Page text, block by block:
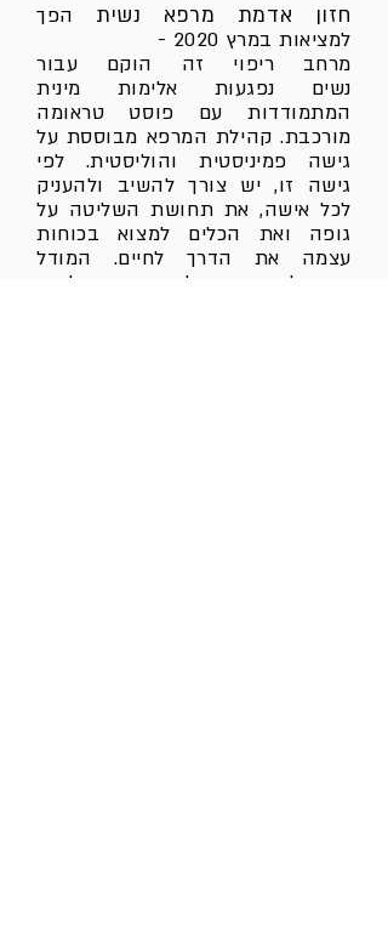
חזון אדמת מרפא נשית הפך
למציאות במרץ 2020 -
מרחב ריפוי זה הוקם עבור
נשים נפגעות אלימות מינית
המתמודדות עם פוסט טראומה
מורכבת. קהילת המרפא מבוססת על
גישה פמיניסטית והוליסטית. לפי
גישה זו, יש צורך להשיב ולהעניק
לכל אישה, את תחושת השליטה על
גופה ואת הכלים למצוא בכוחות
עצמה את הדרך לחיים. המודל
הטיפולי נסמך על הטבע כאלמנט